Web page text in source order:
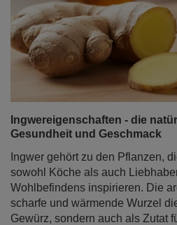
Ingwereigenschaften - die
Gesundheit und Geschmack
Ingwer gehört zu den Pflanzen,
sowohl Köche als auch
Wohlbefindens inspirieren. Die
scharfe und wärmende Wurzel
Gewürz, sondern auch als Zutat